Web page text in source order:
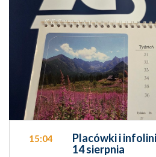
15:04
Placówki i
14 sierpnia